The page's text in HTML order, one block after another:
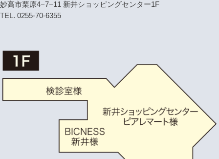
妙高市栗原4−7−11 新井ショッピングセンター1F
TEL. 0255-70-6355